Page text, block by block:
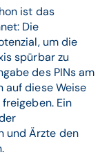
ist das
Die
um die
spürbar zu
des PINs am
auf diese Weise
Ein
und Ärzte den